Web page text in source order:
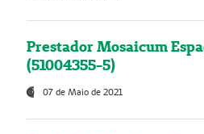
Prestador Mosaicum
(51004355-5)
07 de Maio de 2021